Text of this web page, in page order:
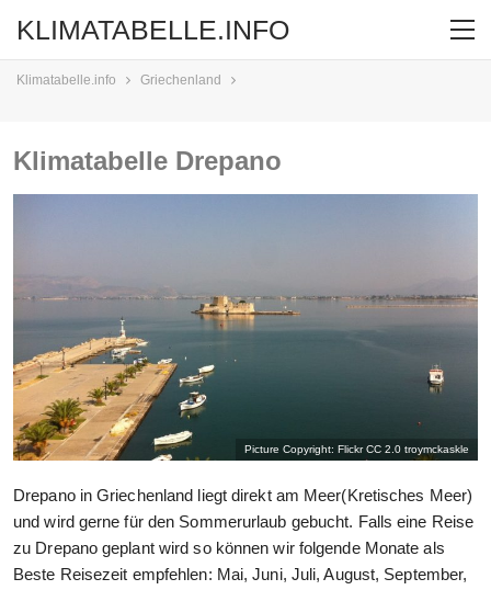
KLIMATABELLE.INFO
Klimatabelle.info Griechenland
Klimatabelle Drepano
Picture Copyright: Flickr CC 2.0 troymckaskle
Drepano in Griechenland liegt direkt am Meer(Kretisches Meer)
und wird gerne für den Sommerurlaub gebucht. Falls eine Reise
zu Drepano geplant wird so können wir folgende Monate als
Beste Reisezeit empfehlen: Mai, Juni, Juli, August, September,